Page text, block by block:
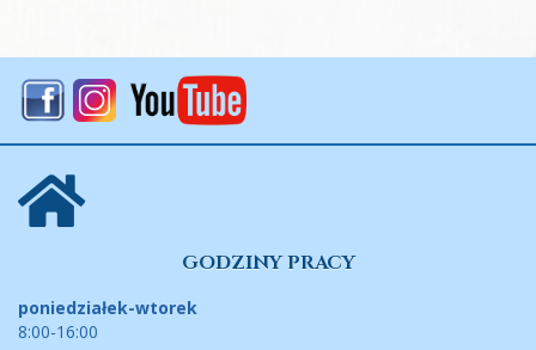
GODZINY PRACY
poniedziałek-wtorek
8:00-16:00